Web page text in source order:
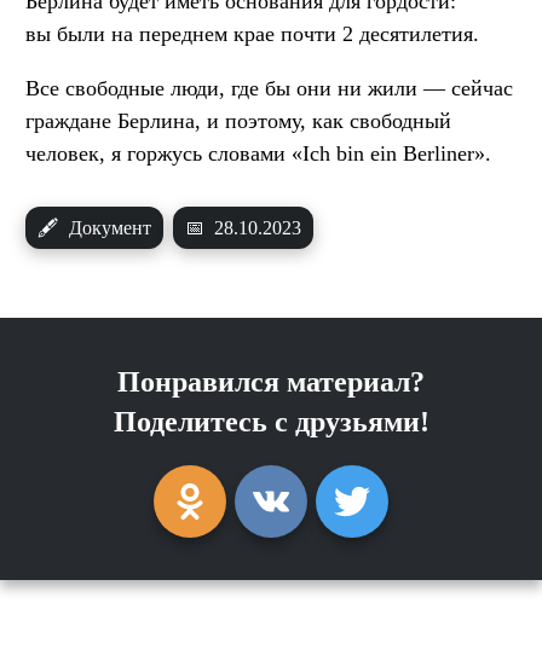
вы были на переднем крае почти 2 десятилетия.
Все свободные люди, где бы они ни жили — сейчас
граждане Берлина, и поэтому, как свободный
человек, я горжусь словами «Ich bin ein Berliner».
🖋 Документ 📅 28.10.2023
Понравился материал?
Поделитесь с друзьями!